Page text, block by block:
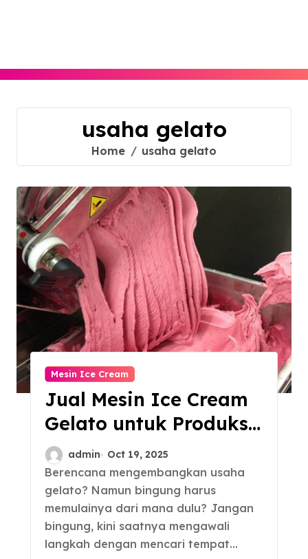
usaha gelato
Home usaha gelato
Mesin Ice Cream
Jual Mesin Ice Cream
Gelato untuk Produksi
Seenak Italia
admin Oct 19, 2025
Berencana mengembangkan usaha
gelato? Namun bingung harus
memulainya dari mana dulu? Jangan
bingung, kini saatnya mengawali
langkah dengan mencari tempat…